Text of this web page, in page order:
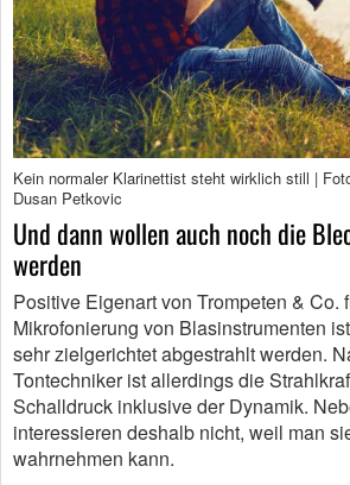
Kein normaler Klarinettist steht wirklich still |
Dusan Petkovic
Und dann wollen auch noch die
werden
Positive Eigenart von Trompeten & Co.
Mikrofonierung von Blasinstrumenten
sehr zielgerichtet abgestrahlt werden.
Tontechniker ist allerdings die
Schalldruck inklusive der Dynamik.
interessieren deshalb nicht, weil man
wahrnehmen kann.